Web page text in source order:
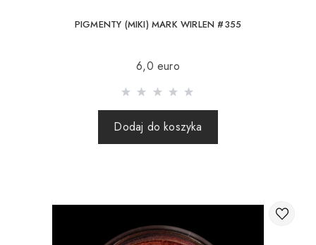
PIGMENTY (MIKI) MARK WIRLEN #355
6,0 euro
Dodaj do koszyka